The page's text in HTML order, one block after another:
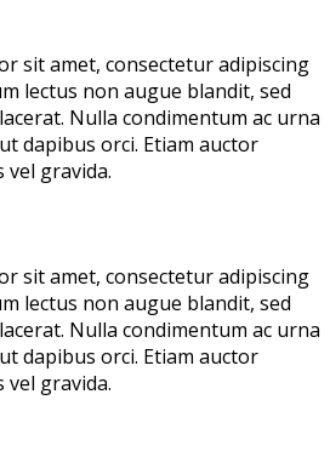
sit amet, consectetur adipiscing
lectus non augue blandit, sed
Nulla condimentum ac urna
dapibus orci. Etiam auctor
gravida.
sit amet, consectetur adipiscing
lectus non augue blandit, sed
Nulla condimentum ac urna
dapibus orci. Etiam auctor
gravida.